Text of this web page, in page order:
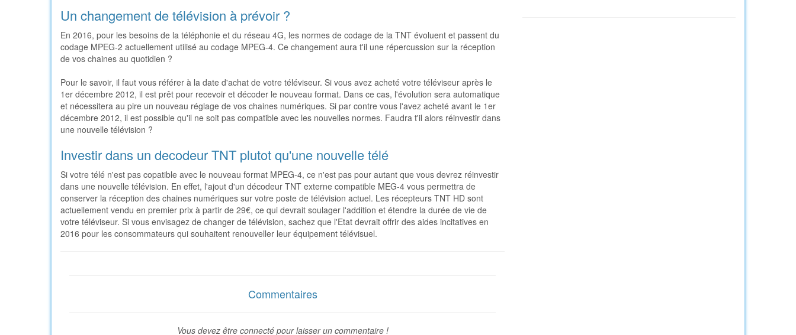
Un changement de télévision à prévoir ?
En 2016, pour les besoins de la téléphonie et du réseau 4G, les normes de codage de la TNT évoluent et passent du
codage MPEG-2 actuellement utilisé au codage MPEG-4. Ce changement aura t'il une répercussion sur la réception
de vos chaines au quotidien ?
Pour le savoir, il faut vous référer à la date d'achat de votre téléviseur. Si vous avez acheté votre téléviseur après le
1er décembre 2012, il est prêt pour recevoir et décoder le nouveau format. Dans ce cas, l'évolution sera automatique
et nécessitera au pire un nouveau réglage de vos chaines numériques. Si par contre vous l'avez acheté avant le 1er
décembre 2012, il est possible qu'il ne soit pas compatible avec les nouvelles normes. Faudra t'il alors réinvestir dans
une nouvelle télévision ?
Investir dans un decodeur TNT plutot qu'une nouvelle télé
Si votre télé n'est pas copatible avec le nouveau format MPEG-4, ce n'est pas pour autant que vous devrez réinvestir
dans une nouvelle télévision. En effet, l'ajout d'un décodeur TNT externe compatible MEG-4 vous permettra de
conserver la réception des chaines numériques sur votre poste de télévision actuel. Les récepteurs TNT HD sont
actuellement vendu en premier prix à partir de 29€, ce qui devrait soulager l'addition et étendre la durée de vie de
votre téléviseur. Si vous envisagez de changer de télévision, sachez que l'Etat devrait offrir des aides incitatives en
2016 pour les consommateurs qui souhaitent renouveller leur équipement télévisuel.
Commentaires
Vous devez être connecté pour laisser un commentaire !